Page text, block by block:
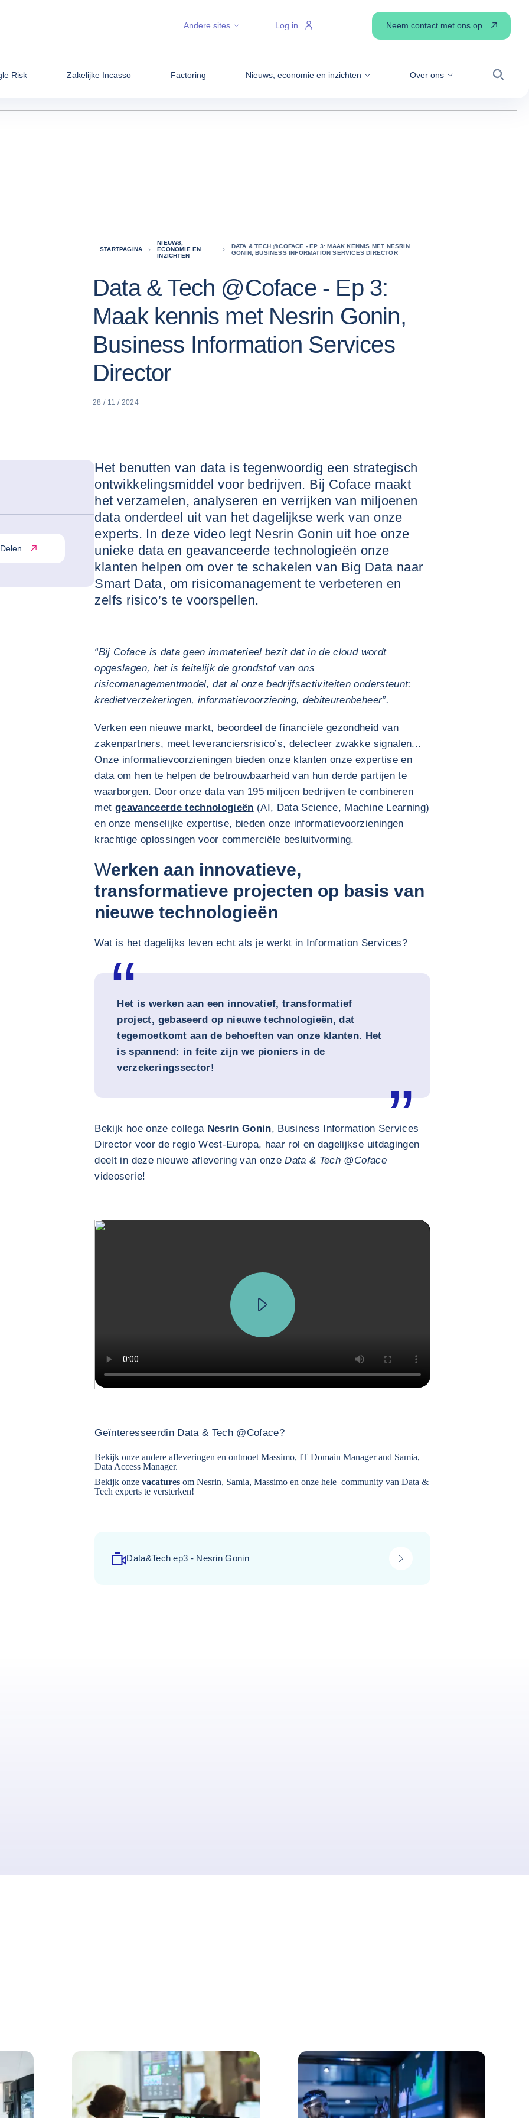
Risk Zakelijke Incasso Factoring Nieuws, economie en inzichten Over ons
Zoek
Andere sites Log in Neem contact met ons op
STARTPAGINA
NIEUWS,
ECONOMIE EN
INZICHTEN
DATA & TECH @COFACE - EP 3: MAAK KENNIS MET NESRIN
GONIN, BUSINESS INFORMATION SERVICES DIRECTOR
Data & Tech @Coface - Ep 3:
Maak kennis met Nesrin Gonin,
Business Information Services
Director
28 / 11 / 2024
Delen
Het benutten van data is tegenwoordig een strategisch
ontwikkelingsmiddel voor bedrijven. Bij Coface maakt
het verzamelen, analyseren en verrijken van miljoenen
data onderdeel uit van het dagelijkse werk van onze
experts. In deze video legt Nesrin Gonin uit hoe onze
unieke data en geavanceerde technologieën onze
klanten helpen om over te schakelen van Big Data naar
Smart Data, om risicomanagement te verbeteren en
zelfs risico’s te voorspellen.
“Bij Coface is data geen immaterieel bezit dat in de cloud wordt
opgeslagen, het is feitelijk de grondstof van ons
risicomanagementmodel, dat al onze bedrijfsactiviteiten ondersteunt:
kredietverzekeringen, informatievoorziening, debiteurenbeheer”.
Verken een nieuwe markt, beoordeel de financiële gezondheid van
zakenpartners, meet leveranciersrisico’s, detecteer zwakke signalen...
Onze informatievoorzieningen bieden onze klanten onze expertise en
data om hen te helpen de betrouwbaarheid van hun derde partijen te
waarborgen. Door onze data van 195 miljoen bedrijven te combineren
met geavanceerde technologieën (AI, Data Science, Machine Learning)
en onze menselijke expertise, bieden onze informatievoorzieningen
krachtige oplossingen voor commerciële besluitvorming.
Werken aan innovatieve,
transformatieve projecten op basis van
nieuwe technologieën
Wat is het dagelijks leven echt als je werkt in Information Services?
Het is werken aan een innovatief, transformatief
project, gebaseerd op nieuwe technologieën, dat
tegemoetkomt aan de behoeften van onze klanten. Het
is spannend: in feite zijn we pioniers in de
verzekeringssector!
Bekijk hoe onze collega Nesrin Gonin, Business Information Services
Director voor de regio West-Europa, haar rol en dagelijkse uitdagingen
deelt in deze nieuwe aflevering van onzeData & Tech @Coface
videoserie!
Geïnteresseerdin Data & Tech @Coface?
Bekijk onze andere afleveringen enontmoet Massimo, IT Domain Managerand Samia,
Data Access Manager.
Bekijk onzevacatures om Nesrin, Samia, Massimo en onze hele community van Data &
Tech experts te versterken!
Data&Tech ep3 - Nesrin Gonin